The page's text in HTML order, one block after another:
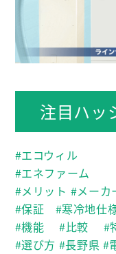
注目ハッ
エコウィル
エネファーム
メリット
メーカ
保証
寒冷地仕
機能
比較
選び方
長野県